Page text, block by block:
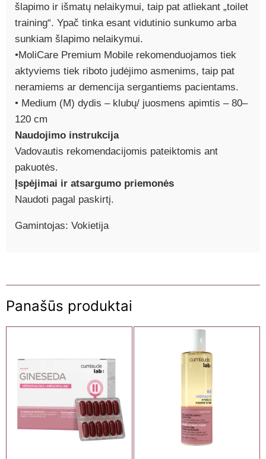
šlapimo ir išmatų nelaikymui, taip pat atliekant „toilet
training“. Ypač tinka esant vidutinio sunkumo arba
sunkiam šlapimo nelaikymui.
•MoliCare Premium Mobile rekomenduojamos tiek
aktyviems tiek riboto judėjimo asmenims, taip pat
neramiems ar demencija sergantiems pacientams.
• Medium (M) dydis – klubų/ juosmens apimtis – 80–
120 cm
Naudojimo instrukcija
Vadovautis rekomendacijomis pateiktomis ant
pakuotės.
Įspėjimai ir atsargumo priemonės
Naudoti pagal paskirtį.
Gamintojas: Vokietija
Panašūs produktai